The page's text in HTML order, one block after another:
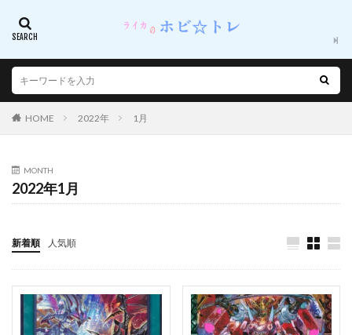
冬月茉莉
冴えない彼女の育てかた
処刑少女の生きる道(バージンロード)
初音ミク GTプロジェクト
初音ミク Project DIVA
剣の乙女
劇場版 グリッドマン ユニバース
卯月怜
原神 古手川唯
古手梨花
古明地こいし
古見さんは、コミュ症です。
HOME 2022年 1月
MONTH
2022年1月
新着順 人気順